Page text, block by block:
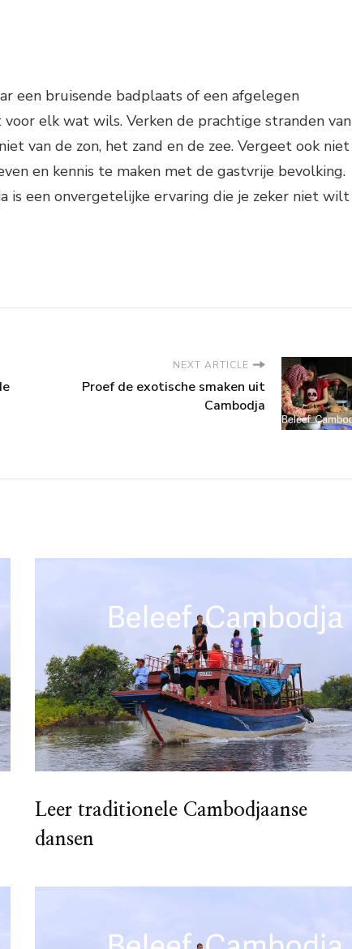
een bruisende badplaats of een afgelegen
voor elk wat wils. Verken de prachtige stranden van
van de zon, het zand en de zee. Vergeet ook niet
en kennis te maken met de gastvrije bevolking.
is een onvergetelijke ervaring die je zeker niet wilt
NEXT ARTICLE
Proef de exotische smaken uit
Cambodja
Leer traditionele Cambodjaanse
dansen